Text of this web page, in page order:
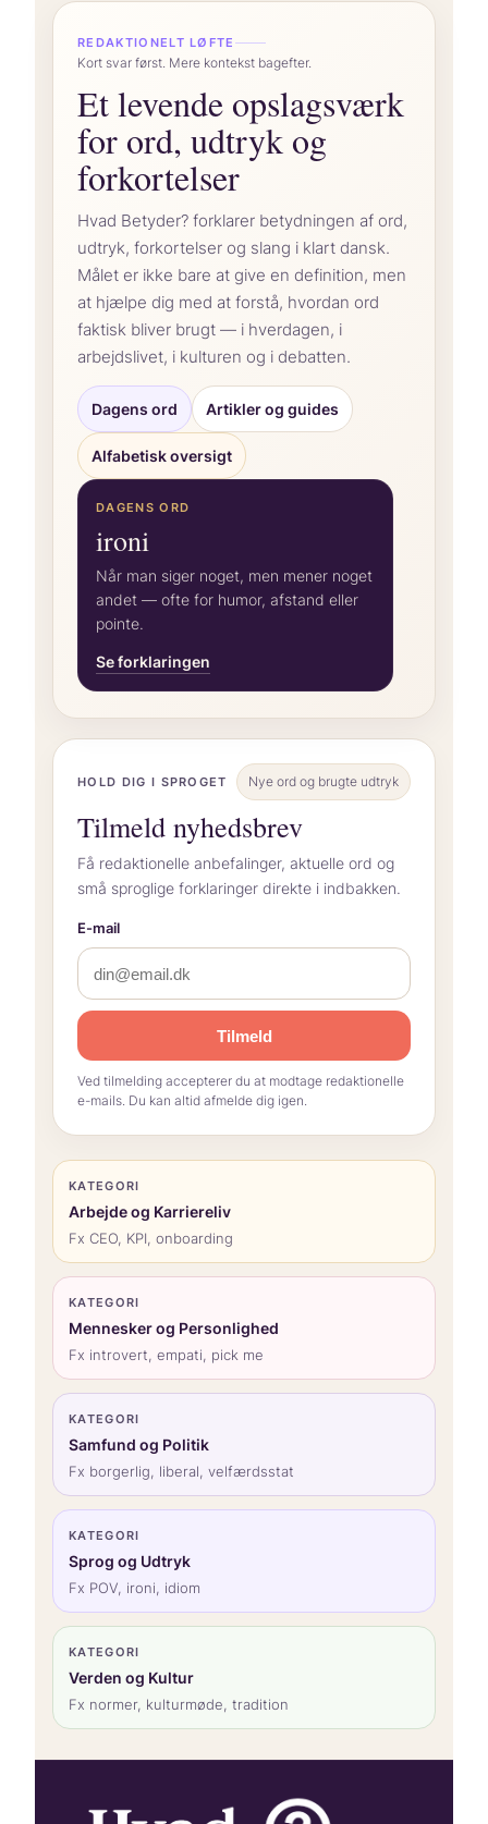
REDAKTIONELT LØFTE
Kort svar først. Mere kontekst bagefter.
Et levende opslagsværk
for ord, udtryk og
forkortelser
Hvad Betyder? forklarer betydningen af ord,
udtryk, forkortelser og slang i klart dansk.
Målet er ikke bare at give en definition, men
at hjælpe dig med at forstå, hvordan ord
faktisk bliver brugt — i hverdagen, i
arbejdslivet, i kulturen og i debatten.
Dagens ord Artikler og guides
Alfabetisk oversigt
DAGENS ORD
ironi
Når man siger noget, men mener noget
andet — ofte for humor, afstand eller
pointe.
Se forklaringen
HOLD DIG I SPROGET Nye ord og brugte udtryk
Tilmeld nyhedsbrev
Få redaktionelle anbefalinger, aktuelle ord og
små sproglige forklaringer direkte i indbakken.
E-mail
Tilmeld
Ved tilmelding accepterer du at modtage redaktionelle
e-mails. Du kan altid afmelde dig igen.
KATEGORI
Arbejde og Karriereliv
Fx CEO, KPI, onboarding
KATEGORI
Mennesker og Personlighed
Fx introvert, empati, pick me
KATEGORI
Samfund og Politik
Fx borgerlig, liberal, velfærdsstat
KATEGORI
Sprog og Udtryk
Fx POV, ironi, idiom
KATEGORI
Verden og Kultur
Fx normer, kulturmøde, tradition